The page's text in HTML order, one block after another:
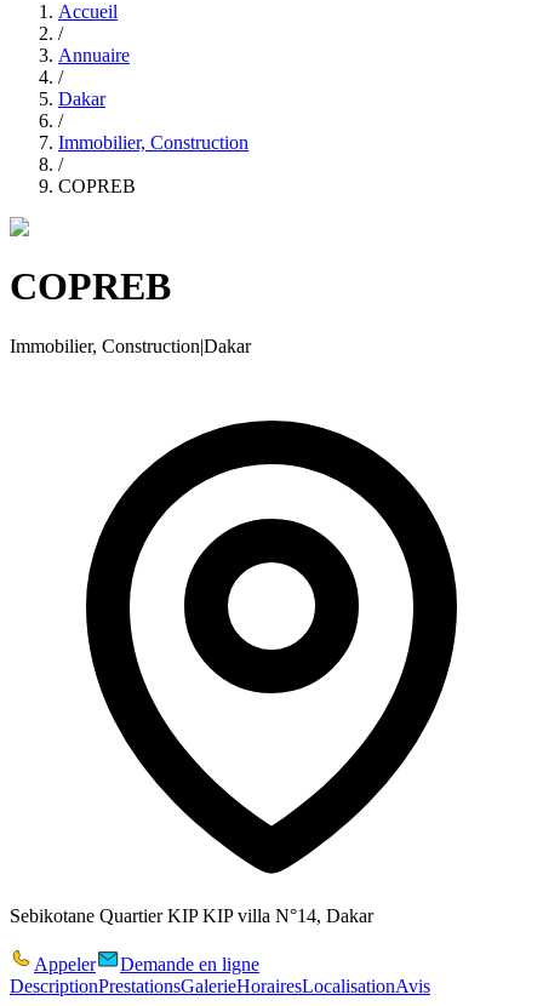
Accueil
/
Annuaire
/
Dakar
/
Immobilier, Construction
/
COPREB
COPREB
Immobilier, Construction|Dakar
Sebikotane Quartier KIP KIP villa N°14, Dakar
Appeler
Demande en ligne
DescriptionPrestationsGalerieHorairesLocalisationAvis